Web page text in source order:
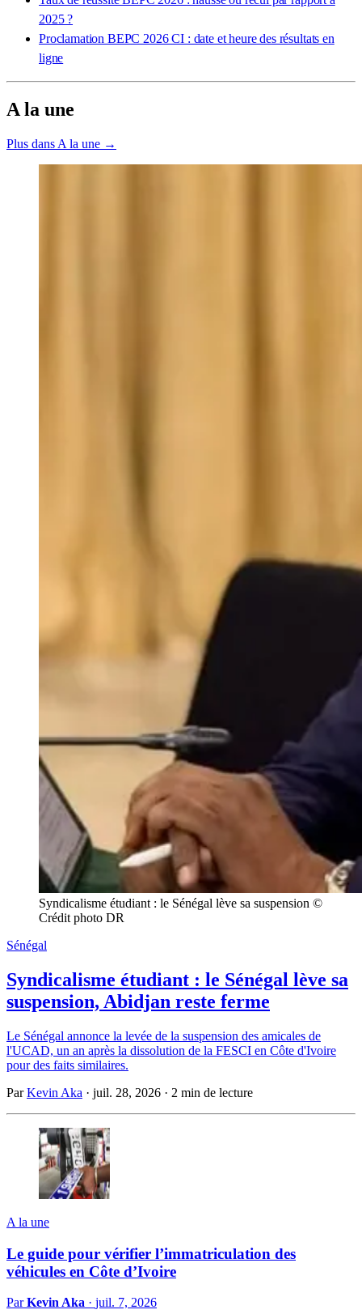
2025 ?
Proclamation BEPC 2026 CI : date et heure des résultats en
ligne
A la une
Plus dans A la une →
Syndicalisme étudiant : le Sénégal lève sa suspension ©
Crédit photo DR
Sénégal
Syndicalisme étudiant : le Sénégal lève sa
suspension, Abidjan reste ferme
Le Sénégal annonce la levée de la suspension des amicales de
l'UCAD, un an après la dissolution de la FESCI en Côte d'Ivoire
pour des faits similaires.
ParKevin Aka · juil. 28, 2026 · 2 min de lecture
A la une
Le guide pour vérifier l’immatriculation des
véhicules en Côte d’Ivoire
ParKevin Aka · juil. 7, 2026